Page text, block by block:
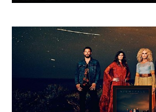
pez veröffentlicht
Sommernächte